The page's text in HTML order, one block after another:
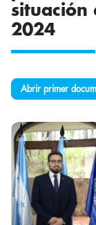
situación
2024
Abrir primer